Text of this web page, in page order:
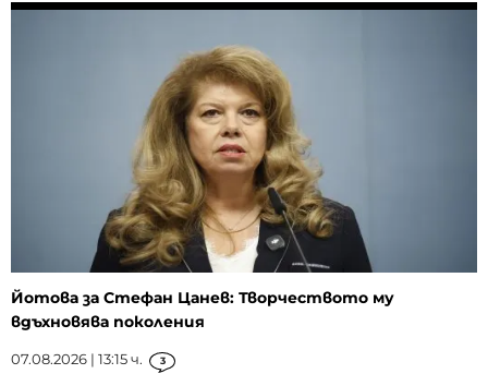
Йотова за Стефан Цанев: Творчеството му
вдъхновява поколения
07.08.2026 | 13:15 ч. 3